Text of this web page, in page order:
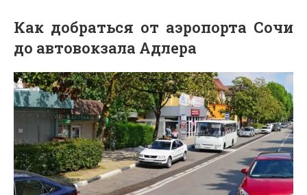
Как добраться от аэропорта Сочи
до автовокзала Адлера